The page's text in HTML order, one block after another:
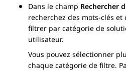
Dans le champ Rechercher
recherchez des mots-clés et
filtrer par catégorie de
utilisateur.
Vous pouvez sélectionner
chaque catégorie de filtre.